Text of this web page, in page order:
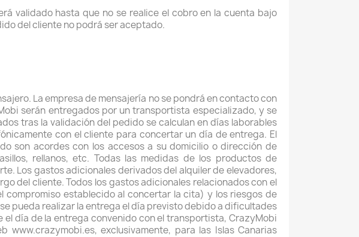
validado hasta que no se realice el cobro en la cuenta bajo
del cliente no podrá ser aceptado.
La empresa de mensajería no se pondrá en contacto con
serán entregados por un transportista especializado, y se
tras la validación del pedido se calculan en días laborables
con el cliente para concertar un día de entrega. El
son acordes con los accesos a su domicilio o dirección de
rellanos, etc. Todas las medidas de los productos de
Los gastos adicionales derivados del alquiler de elevadores,
del cliente. Todos los gastos adicionales relacionados con el
compromiso establecido al concertar la cita) y los riesgos de
pueda realizar la entrega el día previsto debido a dificultades
día de la entrega convenido con el transportista, CrazyMobi
exclusivamente, para las Islas Canarias